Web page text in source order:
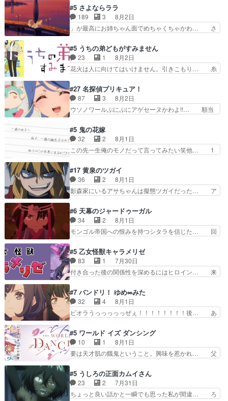
キャラモヤモヤする別れ方だ… 役で出演させてい
ただきました！よろしくお… 毎クールメインヒロ
インを好きになっちゃう…
愛すぎるな楠木ともりちゃんのね… デフォルメさ
れた表情が特に多かったのが印… 葵＆茜の回も良
きでした。あの証拠写真、ひ… 互いが互いのこと
を想っているのにすれ違っ… 第５話をｄアニメス
んと練習したい〟と言… 本当この作品は「キャ
ラ」を活かすのがうま… みずかちゃんの介入で双
子の仲にヒビが………
#5 さよならララ
189 3
8月2日
」が最高にお姉ちゃん面でめちゃくちゃかわ… さ
を振り切ってみんなに謝ったララの思い… 仕事に
馴染めない辺り観ていて苦しいところ… ララちゃ
んの事情はもう少し皆に話して良い… ララと茉里
とで初のアルバイト。七転八倒し… 労働するプリ
てケーキ食べて、帰りにカメ… ララが働く事での
てんやわんや。働いて大変… 地道に働き人と関わ
る日々の中に愛を見いだ…
#5 うちの弟どもがすみません
23 1
8月2日
花火は人に向けてはいけません。引きこもり… 糸
お名前を見たんだけどあの中村大樹さん… 糸ちゃ
んカッケー、色んな意味でwゲームが… 姉から性
的興奮覚えてないよね？なんて言わ… テーマ：引
きこもりの理由感想は、久しぶり… 元ゲーマーな
んの距離感おかしいね(*´… 糸と源ははよ好きお
うとると言わんかい！引… ショウくんと対等に話
すためにゲームをする…
#27 名探偵プリキュア！
87 3
8月2日
ウソノワールぷにぷにアゲセーヌかわよ!!… 順当
取り戻し正式に探偵事務所で働き始め… ポワロ、
元ネタを解説して原作に誘導するの… くれあさん
の探偵としての初事件にしてちょ… ・急にクイズ
番組が始まったw・妖精ウソノ… るるかの助手だ
の！？クレアさん探偵すぎ… 突然のポアロクイズ
は草なんよ。んで、あん… 今回からついにくれあ
が探偵事務所の仲間に…
#5 鬼の花嫁
32 2
8月1日
この先一生俺のモノだって言ってみたい笑他… 1
さん柚子に18年分の誕生日プレゼント… 柚子は
鬼龍院家から初めて学校に通う事にな… プレゼン
ト攻撃ヤバすぎるwwwヴァイオレ… 玲夜さまサ
プライズの、これまでの柚子ちゃ… 玲夜から柚子
んへ…もう中学生な… 梅原の人が18歳になるま
での誕生プレゼン… なよなよした男（cv石田彰）
梅ちゃんがた…
#17 黄泉のツガイ
36 2
8月1日
影森家にいるアサちゃんは擬態ツガイだった… ア
にアサはいなかった逆にガブちゃんはい… 影森の
当主が際限なくツガイを増やせるのに… 今回はも
うガブちゃんさんの悲鳴にも似た怒… ユルと戦っ
た時から伏線が張られていたのが… しかしアサ
い筈のガブちゃん、アキオの… 色々とひっかけが
あって、最終的に嫌な終わ… ゴンゾウが従える大
量のツガイに何事かと思…
#6 天幕のジャードゥーガル
34 2
8月1日
モンゴル帝国への恨みを持つシタラを信じた… 回
タイの妃になってもその心は晴れず、モ… ドレゲ
ネの過去、宝石だった彼女が人になり… ドレゲネ
の過去、、辛かった、、あのジャタ… 年上旦那が
良い人でも、女は宝石でただ笑っ… ダイルの儀式
過去には同情の言葉しか…シ… 奥様に悲しい過
去…萌え袖が可愛いね、と思… ドレゲネとシタ
ラ、2人だけの同盟が結成さ…
#5 乙女怪獣キャラメリゼ
83 1
7月30日
付き合った後の関係性を深めるにはヒロイン… 来
とメスってて何この可愛い生物。クラス… 付き合
い始めたら始めたでまた違った悩みが… と一歩ず
つ踏み出す黒絵ちゃん微笑ま新汰の… ツインテー
ルが可愛いお茶目な妹ちゃんです… しかも過去も
らっしゃるからかしらお顔が… 黒絵「怪獣に憧れ
るのはいいけど自分自身が… 素の自分はどちらな
のかはまだ不明だが見せ…
#7 バンドリ！ ゆめ∞みた
32 4
8月1日
ビオラうっっっっっぜぇ！！！！！！！！後… あ
ラが悪魔すぎて気分が悪くなってきたこ… 声優ま
とめました(７話まで)仲町あられ/… ビオラの策略
がバッチリ嵌って最高wwwこ… 自信あれば評価
なんて気にしないし、充実し… ・バーチャルだけ
け？と思ったら歌唱シーン… の、らいぶシーン
＿!!­­--­­--­… それだけでええやん！！しかし、ビオラ
が仕…
#5 ワールド イズ ダンシング
10 1
8月1日
要は天才肌の餓鬼ということ。興味を惹かれ… 父
の鬼夜叉と田楽の増次郎。小さないざこ… 着眼点
は良くとも、先鋭的すぎるのか。芸能… 鬼夜叉は
石也と共に観世座をあとにし、三条… 観世座を離
れ、三条坊門御所で日々を送る鬼… 「お前(鬼夜
#5 うしろの正面カムイさん
23 2
7月31日
ちょっと良い話かと一瞬でも思った私が間違… ろ